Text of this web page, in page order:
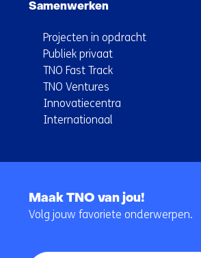
Samenwerken
Projecten in opdracht
Publiek privaat
TNO Fast Track
TNO Ventures
Innovatiecentra
Internationaal
navigatie
Maak TNO van jou!
Volg jouw favoriete onderwerpen.